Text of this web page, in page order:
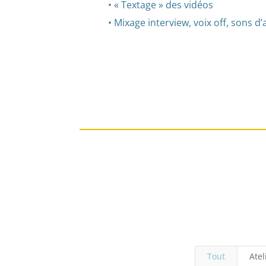
• « Textage » des vidéos
• Mixage interview, voix off, sons
Tout